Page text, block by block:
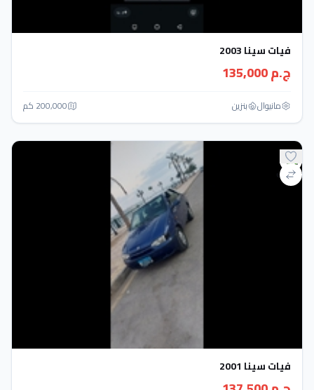
فيات سينا 2003
ج.م 135,000
مانيوال بنزين 200,000 كم
فيات سينا 2001